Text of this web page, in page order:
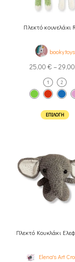
Πλεκτό κουνελάκι
booky.toys
25,00 € –29,00
1 2
ΕΠΙΛΟΓΉ
Πλεκτό Κουκλάκι
Elena's Art